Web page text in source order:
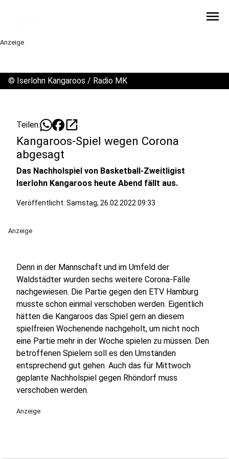
menu
Anzeige
© Iserlohn Kangaroos / Radio MK
Teilen: open_in_new
Kangaroos-Spiel wegen Corona
abgesagt
Das Nachholspiel von Basketball-Zweitligist
Iserlohn Kangaroos heute Abend fällt aus.
Veröffentlicht: Samstag, 26.02.2022 09:33
Anzeige
Denn in der Mannschaft und im Umfeld der
Waldstädter wurden sechs weitere Corona-Fälle
nachgewiesen. Die Partie gegen den ETV Hamburg
musste schon einmal verschoben werden. Eigentlich
hätten die Kangaroos das Spiel gern an diesem
spielfreien Wochenende nachgeholt, um nicht noch
eine Partie mehr in der Woche spielen zu müssen. Den
betroffenen Spielern soll es den Umständen
entsprechend gut gehen. Auch das für Mittwoch
geplante Nachholspiel gegen Rhöndorf muss
verschoben werden.
Anzeige